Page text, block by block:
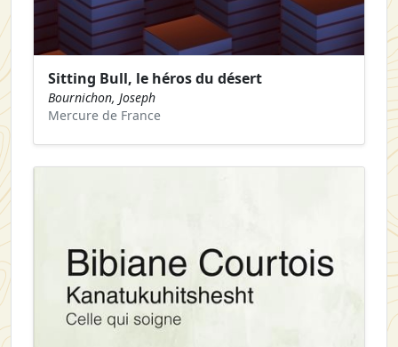
Sitting Bull, le héros du désert
Bournichon, Joseph
Mercure de France